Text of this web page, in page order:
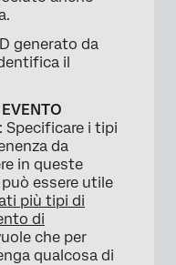
generato da
il
: Specificare i tipi
da
in queste
essere utile
più tipi di
di
che per
qualcosa di